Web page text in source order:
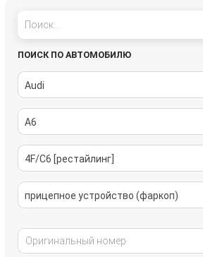
ПОИСК ПО АВТОМОБИЛЮ
Audi
A6
4F/C6 [рестайлинг]
прицепное устройство (фаркоп)